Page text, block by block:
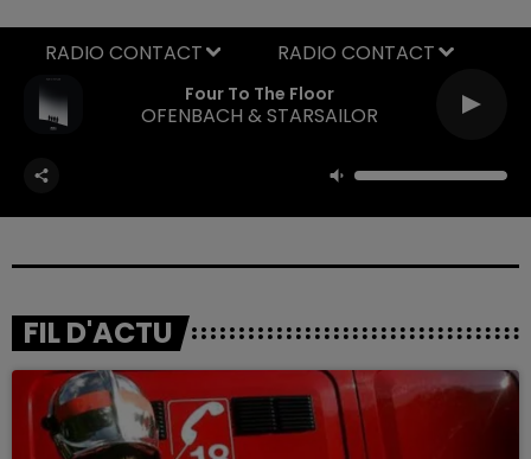
Four To The Floor
OFENBACH & STARSAILOR
RADIO CONTACT
FIL D'ACTU